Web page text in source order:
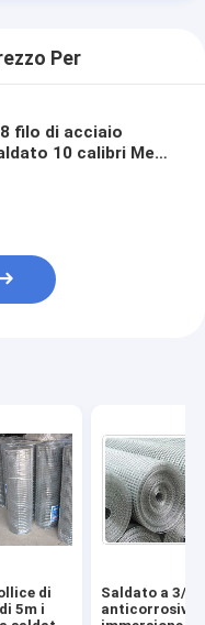
Per
filo di acciaio
10 calibri Mesh
di
5m i
Saldato a 3/4
anticorrosivo